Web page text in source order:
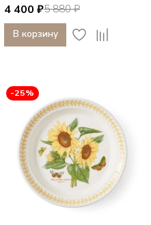
5 880 ₽
4 400 ₽
В корзину
-25%